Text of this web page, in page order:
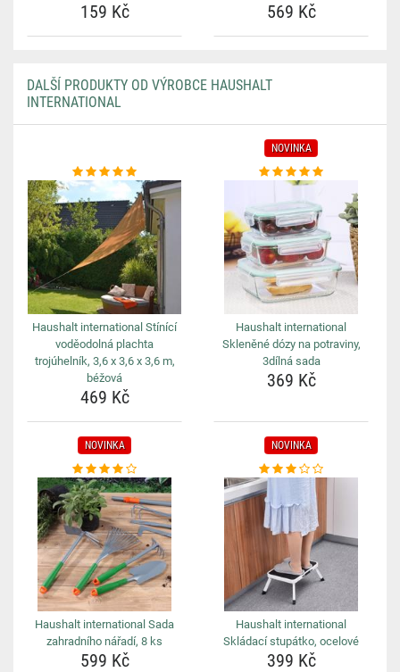
159 Kč 569 Kč
DALŠÍ PRODUKTY OD VÝROBCE HAUSHALT
INTERNATIONAL
Haushalt international Stínící
voděodolná plachta
trojúhelník, 3,6 x 3,6 x 3,6 m,
béžová
469 Kč
NOVINKA
Haushalt international
Skleněné dózy na potraviny,
3dílná sada
369 Kč
NOVINKA
Haushalt international Sada
zahradního nářadí, 8 ks
599 Kč
NOVINKA
Haushalt international
Skládací stupátko, ocelové
399 Kč